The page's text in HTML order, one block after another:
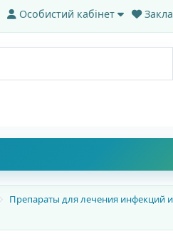
Особистий кабінет
Препараты для лечения инфекций